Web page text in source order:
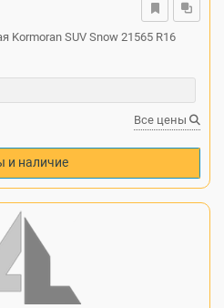
SUV Snow 21565 R16
Все цены
и наличие